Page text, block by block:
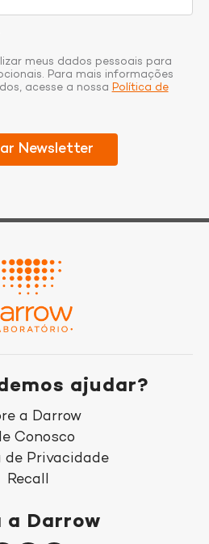
meus dados pessoais para
Para mais informações
acesse a nossa Política de
ajudar?
a Darrow
Conosco
de Privacidade
Recall
a Darrow